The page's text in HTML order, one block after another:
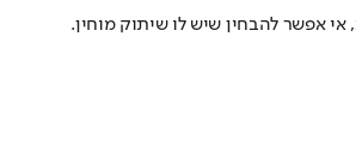
אפשר להבחין שיש לו שיתוק מוחין.